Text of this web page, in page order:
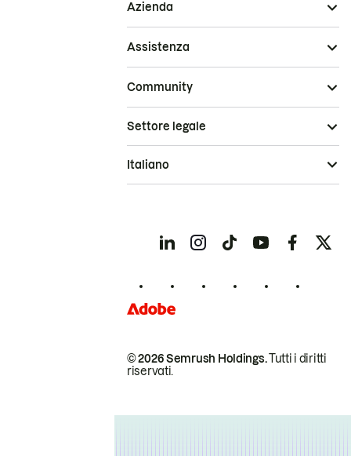
Azienda
Assistenza
Community
© 2026 Semrush Holdings.Tutti i diritti
riservati.
Settore legale
Italiano